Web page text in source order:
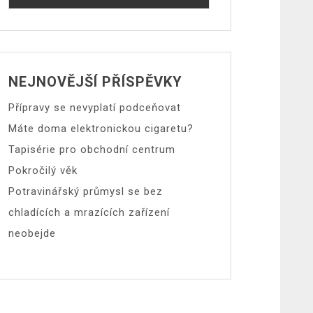
NEJNOVĚJŠÍ PŘÍSPĚVKY
Přípravy se nevyplatí podceňovat
Máte doma elektronickou cigaretu?
Tapisérie pro obchodní centrum
Pokročilý věk
Potravinářský průmysl se bez
chladících a mrazících zařízení
neobejde